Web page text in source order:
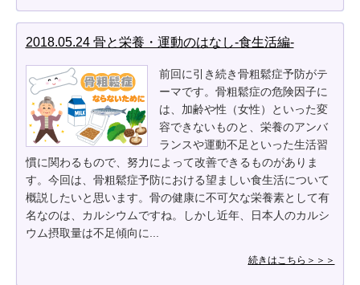
2018.05.24 骨と栄養・運動のはなし-食生活編-
前回に引き続き骨粗鬆症予防がテ
ーマです。骨粗鬆症の危険因子に
は、加齢や性（女性）といった変
容できないものと、栄養のアンバ
ランスや運動不足といった生活習
慣に関わるもので、努力によって改善できるものがありま
す。今回は、骨粗鬆症予防における望ましい食生活について
概説したいと思います。骨の健康に不可欠な栄養素として有
名なのは、カルシウムですね。しかし近年、日本人のカルシ
ウム摂取量は不足傾向に...
続きはこちら＞＞＞